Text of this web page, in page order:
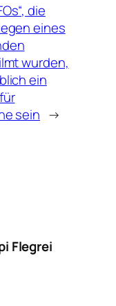
die
eines
wurden,
ein
sein →
Flegrei